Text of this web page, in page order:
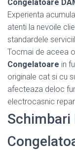
Congelatoare
Experienta
atenti la nevoile
standardele
Tocmai de aceea
Congelatoare in
originale cat si cu
afecteaza deloc
electrocasnic
Schimbari